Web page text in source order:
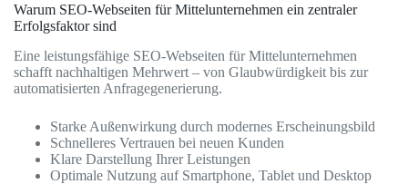
Warum SEO-Webseiten für Mittelunternehmen ein zentraler
Erfolgsfaktor sind
Eine leistungsfähige SEO-Webseiten für Mittelunternehmen
schafft nachhaltigen Mehrwert – von Glaubwürdigkeit bis zur
automatisierten Anfragegenerierung.
Starke Außenwirkung durch modernes Erscheinungsbild
Schnelleres Vertrauen bei neuen Kunden
Klare Darstellung Ihrer Leistungen
Optimale Nutzung auf Smartphone, Tablet und Desktop